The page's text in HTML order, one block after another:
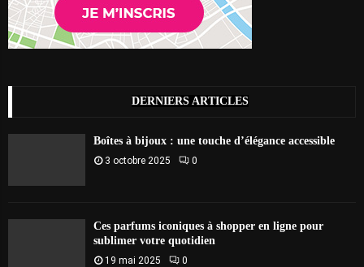
DERNIERS ARTICLES
Boîtes à bijoux : une touche d’élégance accessible
3 octobre 2025 0
Ces parfums iconiques à shopper en ligne pour
sublimer votre quotidien
19 mai 2025 0